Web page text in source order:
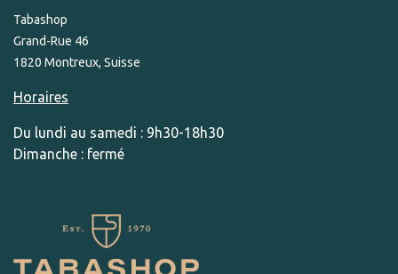
Tabashop
Grand-Rue 46
1820 Montreux, Suisse
Horaires
Du lundi au samedi : 9h30-18h30
Dimanche : fermé